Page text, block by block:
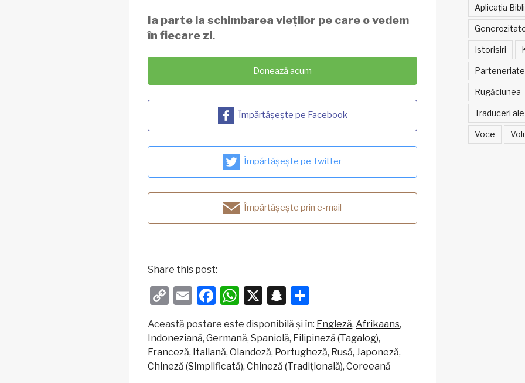
Ia parte la schimbarea vieților pe care o vedem
în fiecare zi.
Donează acum
Împărtășește pe Facebook
Împărtășește pe Twitter
Împărtășește prin e-mail
Share this post:
C
o
p
y
Li
E
m
ail
F
c
e
b
W
at
s
A
X
S
n
a
p
c
ar
ta
je
az
Această postare este disponibilă și în: Engleză Afrikaans
Indoneziană Germană Spaniolă Filipineză (Tagalog)
Franceză
Italiană Olandeză Portugheză Rusă Japoneză
Chineză (Simplificată) Chineză (Tradițională) Coreeană
Aplicația
Istorisiri
Parteneriate
Rugăciunea
Traduceri
Voce